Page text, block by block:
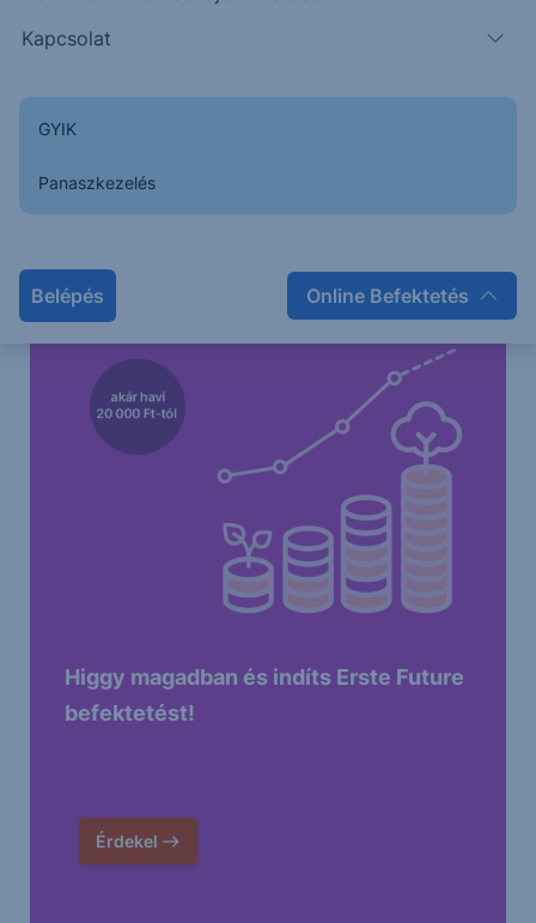
Kapcsolat
GYIK
Panaszkezelés
Belépés Online Befektetés
Higgy magadban és indíts Erste Future
befektetést!
Érdekel